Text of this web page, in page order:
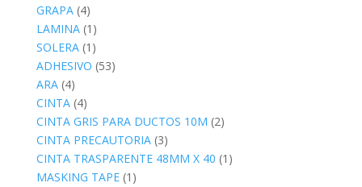
GRAPA (4)
LAMINA (1)
SOLERA (1)
ADHESIVO (53)
ARA (4)
CINTA (4)
CINTA GRIS PARA DUCTOS 10M (2)
CINTA PRECAUTORIA (3)
CINTA TRASPARENTE 48MM X 40 (1)
MASKING TAPE (1)